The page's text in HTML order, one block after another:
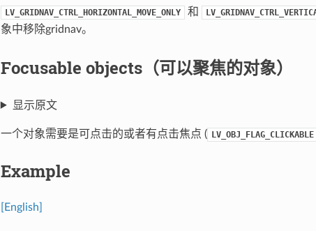
LV_GRIDNAV_CTRL_HORIZONTAL_MOVE_ONLY 和
象中移除gridnav。
Focusable objects（可以聚焦的对象）
显示原文
一个对象需要是可点击的或者有点击焦点 ( LV_OBJ_FLAG_CLICKABLE
Example
[English]